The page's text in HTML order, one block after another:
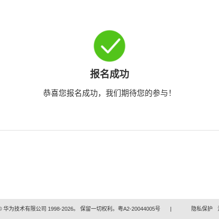
报名成功
恭喜您报名成功，我们期待您的参与！
华为技术有限公司 1998-2026。 保留一切权利。粤A2-20044005号 | 隐私保护